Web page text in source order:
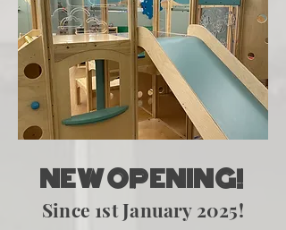
NEW OPENING!
Since 1st January 2025!